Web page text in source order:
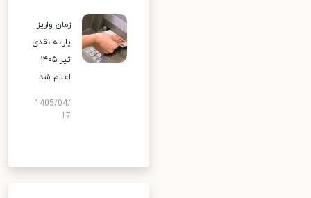
زمان واریز
یارانه نقدی
تیر ۱۴۰۵
اعلام شد
1405/04/
17